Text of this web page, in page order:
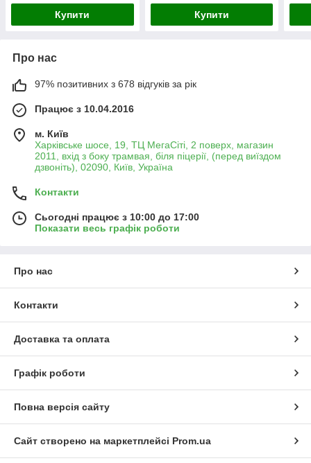
Купити Купити
Про нас
97% позитивних з 678 відгуків за рік
Працює з 10.04.2016
м. Київ
Харківське шосе, 19, ТЦ МегаСіті, 2 поверх, магазин
2011, вхід з боку трамвая, біля піцерії, (перед виїздом
дзвоніть), 02090, Київ, Україна
Контакти
Сьогодні працює з 10:00 до 17:00
Показати весь графік роботи
Про нас
Контакти
Доставка та оплата
Графік роботи
Повна версія сайту
Сайт створено на маркетплейсі Prom.ua